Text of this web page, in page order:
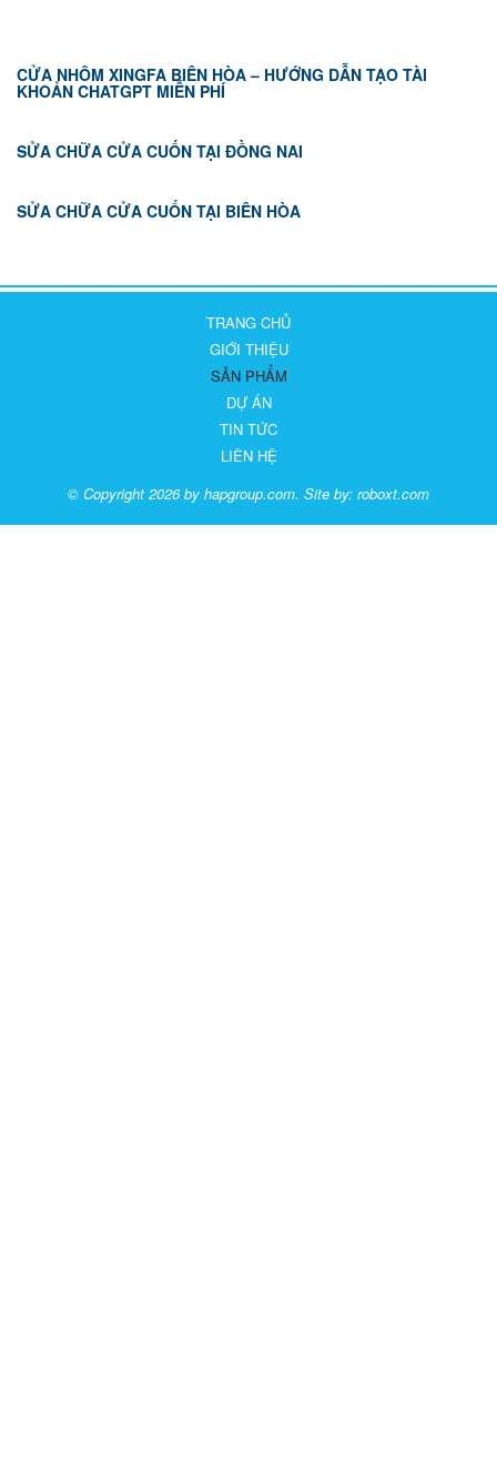
CỬA NHÔM XINGFA BIÊN HÒA – HƯỚNG DẪN TẠO TÀI
KHOẢN CHATGPT MIỄN PHÍ
SỬA CHỮA CỬA CUỐN TẠI ĐỒNG NAI
SỬA CHỮA CỬA CUỐN TẠI BIÊN HÒA
TRANG CHỦ
GIỚI THIỆU
SẢN PHẨM
DỰ ÁN
TIN TỨC
LIÊN HỆ
© Copyright 2026 by hapgroup.com. Site by: roboxt.com